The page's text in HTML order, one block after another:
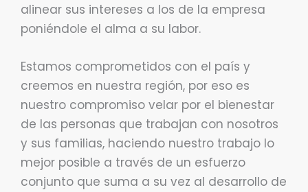
alinear sus intereses a los de la empresa
poniéndole el alma a su labor.
Estamos comprometidos con el país y
creemos en nuestra región, por eso es
nuestro compromiso velar por el bienestar
de las personas que trabajan con nosotros
y sus familias, haciendo nuestro trabajo lo
mejor posible a través de un esfuerzo
conjunto que suma a su vez al desarrollo de